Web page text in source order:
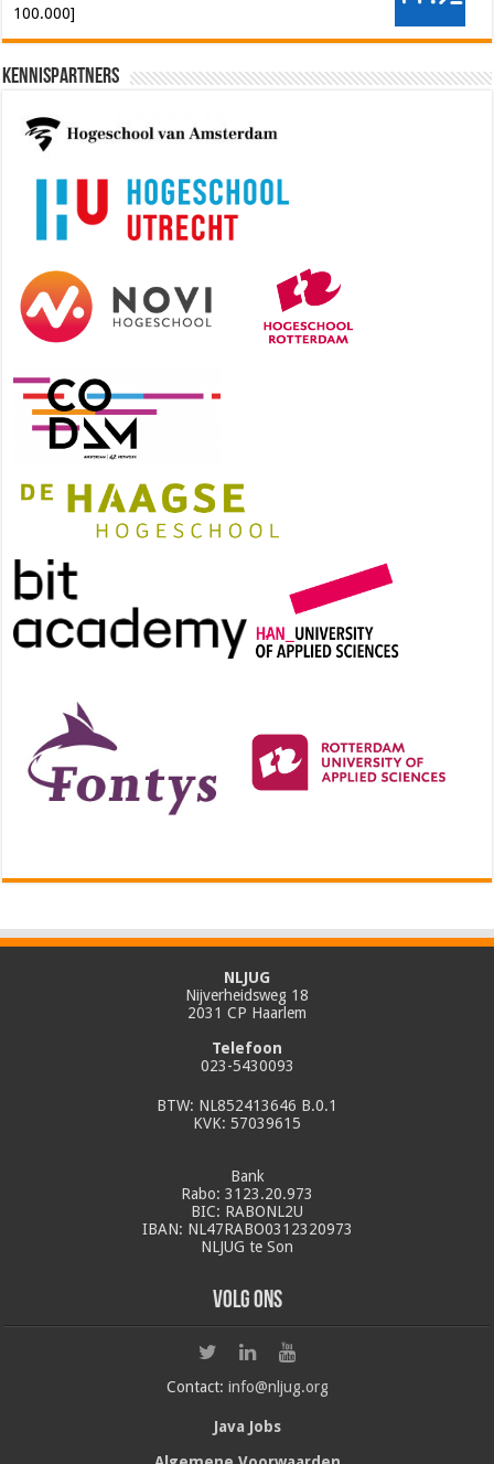
100.000]
Kennispartners
NLJUG
Nijverheidsweg 18
2031 CP Haarlem
Telefoon
023-5430093
BTW: NL852413646 B.0.1
KVK: 57039615
Bank
Rabo: 3123.20.973
BIC: RABONL2U
IBAN: NL47RABO0312320973
NLJUG te Son
Volg ons
Contact: info@nljug.org
Java Jobs